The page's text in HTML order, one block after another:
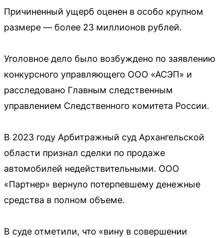
Причиненный ущерб оценен в особо крупном
размере — более 23 миллионов рублей.
Уголовное дело было возбуждено по заявлению
конкурсного управляющего ООО «АСЭП» и
расследовано Главным следственным
управлением Следственного комитета России.
В 2023 году Арбитражный суд Архангельской
области признал сделки по продаже
автомобилей недействительными. ООО
«Партнер» вернуло потерпевшему денежные
средства в полном объеме.
В суде отметили, что «вину в совершении